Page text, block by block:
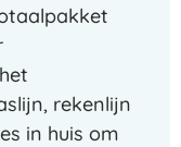
rekenlijn
in huis om